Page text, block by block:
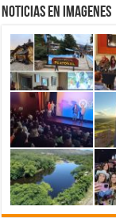
NOTICIAS EN IMAGENES